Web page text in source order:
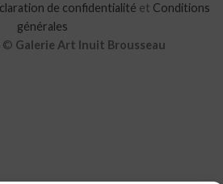
de confidentialité et Conditions
générales
© Galerie Art Inuit Brousseau